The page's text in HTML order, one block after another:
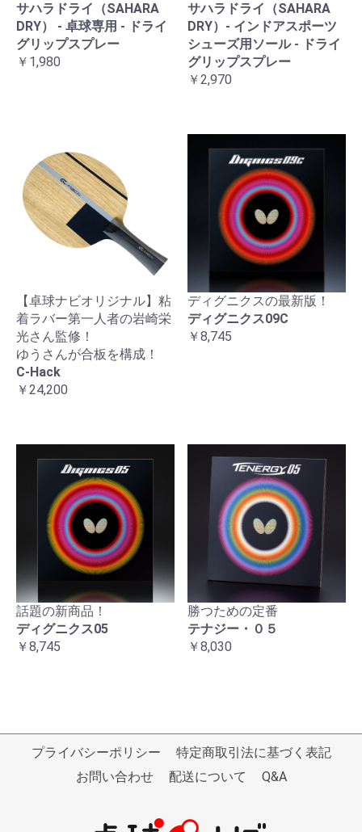
サハラドライ（SAHARA
DRY） - 卓球専用 - ドライ
グリップスプレー
￥1,980
サハラドライ（SAHARA
DRY）- インドアスポーツ
シューズ用ソール - ドライ
グリップスプレー
￥2,970
【卓球ナビオリジナル】粘
着ラバー第一人者の岩崎栄
光さん監修！
ゆうさんが合板を構成！
C-Hack
￥24,200
ディグニクスの最新版！
ディグニクス09C
￥8,745
話題の新商品！
ディグニクス05
￥8,745
勝つための定番
テナジー・０５
￥8,030
プライバシーポリシー
特定商取引法に基づく表記
お問い合わせ
配送について Q&A